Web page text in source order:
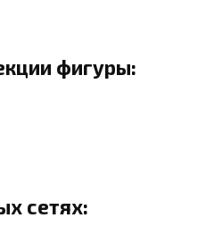
фигуры:
сетях: